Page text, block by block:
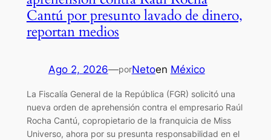
Cantú por presunto lavado de dinero,
reportan medios
Ago 2, 2026—porNetoen México
La Fiscalía General de la República (FGR) solicitó una
nueva orden de aprehensión contra el empresario Raúl
Rocha Cantú, copropietario de la franquicia de Miss
Universo, ahora por su presunta responsabilidad en el